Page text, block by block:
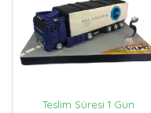
Teslim Süresi 1 Gün